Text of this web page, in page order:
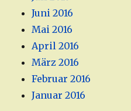
Juni 2016
Mai 2016
April 2016
März 2016
Februar 2016
Januar 2016